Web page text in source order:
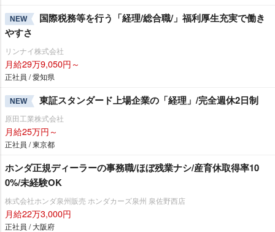
NEW
国際税務等を行う「経理/総合職/」福利厚生充実で働き
すさ
リンナイ株式会社
月給29万9,050円～
正社員 / 愛知県
NEW 東証スタンダード上場企業の「経理」/完全週休2日制
原田工業株式会社
月給25万円～
正社員 / 東京都
ホンダ正規ディーラーの事務職/ほぼ残業ナシ/産育休取得率10
0%/未経験OK
株式会社ホンダ泉州販売 ホンダカーズ泉州 泉佐野西店
月給22万3,000円
正社員 / 大阪府